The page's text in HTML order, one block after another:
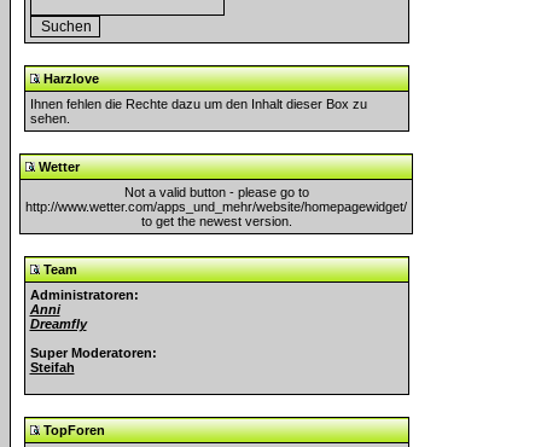
Harzlove
Ihnen fehlen die Rechte dazu um den Inhalt dieser Box zu
sehen.
Wetter
Not a valid button - please go to
http://www.wetter.com/apps_und_mehr/website/homepagewidget/
to get the newest version.
Team
Administratoren:
Anni
Dreamfly
Super Moderatoren:
Steifah
TopForen